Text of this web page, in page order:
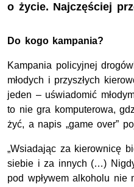
o życie. Najczęściej
Do kogo kampania?
Kampania policyjnej
młodych i przyszłych
jeden – uświadomić
to nie gra komputerowa,
żyć, a napis „game over”
„Wsiadając za kierownicę
siebie i za innych (…)
pod wpływem alkoholu nie